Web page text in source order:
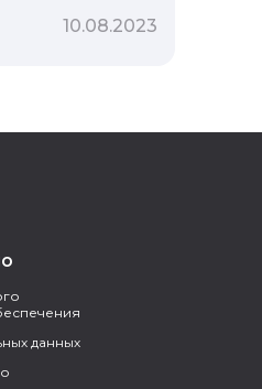
и
10.08.2023
данных